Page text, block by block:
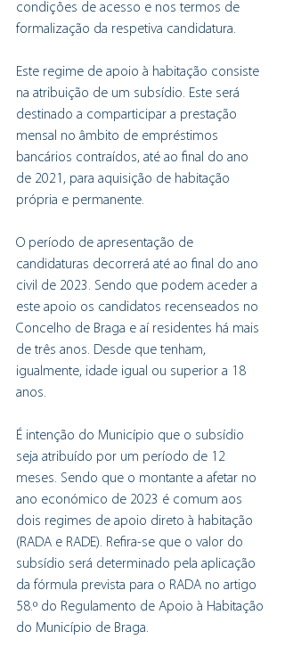
condições de acesso e nos termos de
formalização da respetiva candidatura.
Este regime de apoio à habitação consiste
na atribuição de um subsídio. Este será
destinado a comparticipar a prestação
mensal no âmbito de empréstimos
bancários contraídos, até ao final do ano
de 2021, para aquisição de habitação
própria e permanente.
O período de apresentação de
candidaturas decorrerá até ao final do ano
civil de 2023. Sendo que podem aceder a
este apoio os candidatos recenseados no
Concelho de Braga e aí residentes há mais
de três anos. Desde que tenham,
igualmente, idade igual ou superior a 18
anos.
É intenção do Município que o subsídio
seja atribuído por um período de 12
meses. Sendo que o montante a afetar no
ano económico de 2023 é comum aos
dois regimes de apoio direto à habitação
(RADA e RADE). Refira-se que o valor do
subsídio será determinado pela aplicação
da fórmula prevista para o RADA no artigo
58.º do Regulamento de Apoio à Habitação
do Município de Braga.